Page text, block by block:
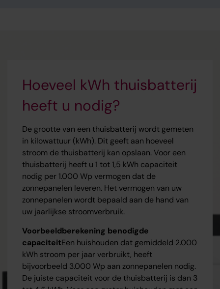
Hoeveel kWh thuisbatterij
heeft u nodig?
De grootte van een thuisbatterij wordt gemeten
in kilowattuur (kWh). Dit geeft aan hoeveel
stroom de thuisbatterij kan opslaan. Voor een
thuisbatterij heeft u 1 tot 1,5 kWh capaciteit
nodig per 1.000 Wp vermogen dat de
zonnepanelen leveren. Het vermogen van uw
zonnepanelen wordt bepaald aan de hand van
uw jaarlijkse stroomverbruik.
Voorbeeldberekening benodigde
capaciteitEen huishouden dat gemiddeld 2.000
kWh stroom per jaar verbruikt, heeft
bijvoorbeeld 3.000 Wp aan zonnepanelen nodig.
De juiste capaciteit voor de thuisbatterij is dan 3